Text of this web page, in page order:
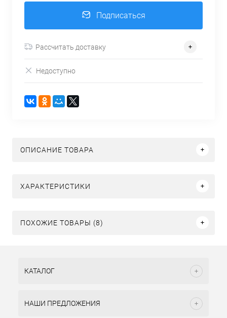
Подписаться
Рассчитать доставку
Недоступно
ОПИСАНИЕ ТОВАРА
ХАРАКТЕРИСТИКИ
ПОХОЖИЕ ТОВАРЫ (8)
КАТАЛОГ
НАШИ ПРЕДЛОЖЕНИЯ